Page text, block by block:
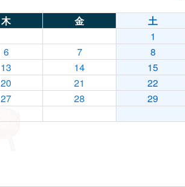
木 金
土
1
6 7
8
13 14
15
20 21
22
27 28 29